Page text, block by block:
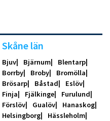
Skåne län
Bjuv Bjärnum
Blentarp
Borrby
Broby
Bromölla
Brösarp
Båstad
Eslöv
Finja
Fjälkinge
Furulund
Förslöv
Gualöv
Hanaskog
Helsingborg
Hässleholm